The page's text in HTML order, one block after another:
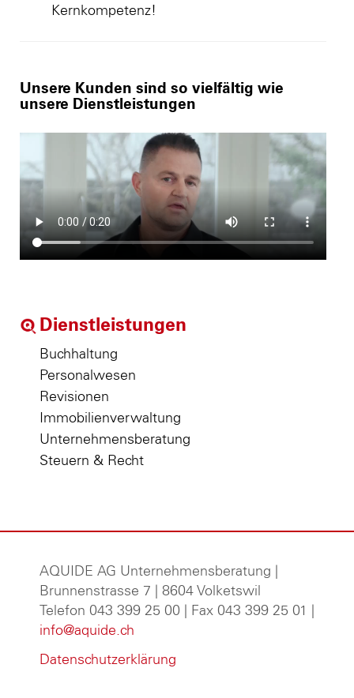
Kernkompetenz!
Unsere Kunden sind so vielfältig wie
unsere Dienstleistungen
Dienstleistungen
Buchhaltung
Personalwesen
Revisionen
Immobilienverwaltung
Unternehmensberatung
Steuern & Recht
AQUIDE AG Unternehmensberatung
Brunnenstrasse 7 | 8604 Volketswil
Telefon 043 399 25 00 | Fax 043 399 25 01 |
info@aquide.ch
Datenschutzerklärung